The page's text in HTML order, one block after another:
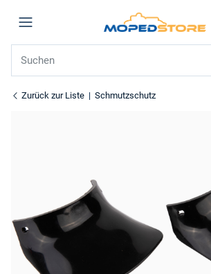
Zurück zur Liste Schmutzschutz